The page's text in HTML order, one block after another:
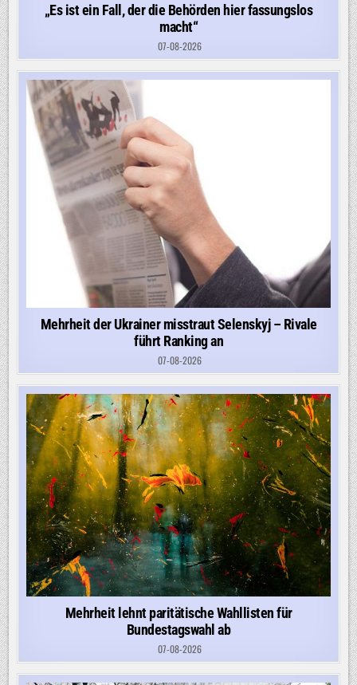
„Es ist ein Fall, der die Behörden hier fassungslos
macht“
07-08-2026
Mehrheit der Ukrainer misstraut Selenskyj – Rivale
führt Ranking an
07-08-2026
Mehrheit lehnt paritätische Wahllisten für
Bundestagswahl ab
07-08-2026